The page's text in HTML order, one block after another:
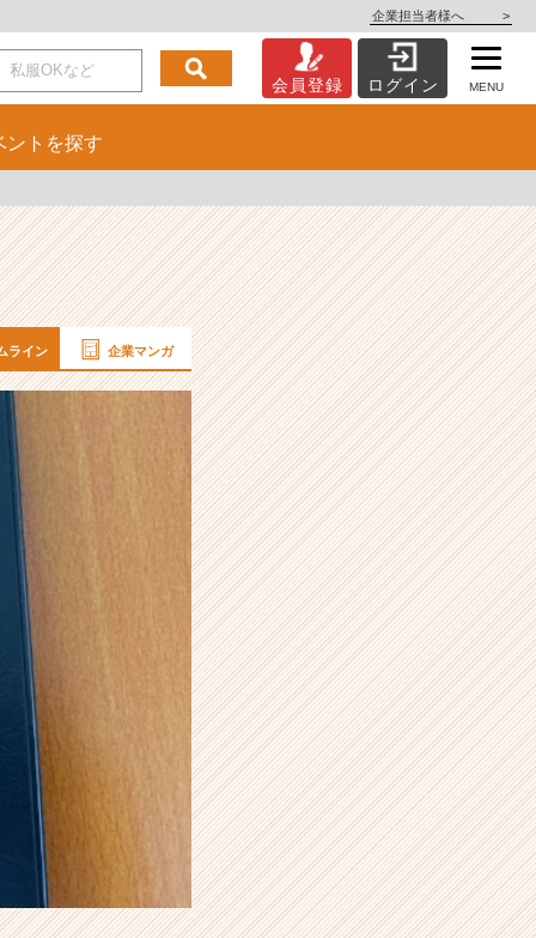
企業担当者様へ >
会員登録 ログイン MENU
ント を探す
ライン 企業マンガ